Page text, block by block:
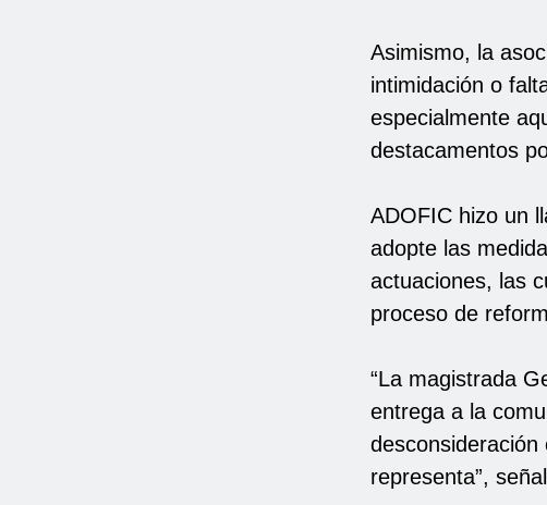
Asimismo, la
intimidación o
especialmente
destacamentos
ADOFIC hizo un
adopte las
actuaciones, las
proceso de
“La magistrada
entrega a la
representa”,